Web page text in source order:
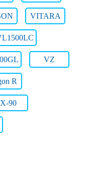
VITARA
VZ
R
X-90